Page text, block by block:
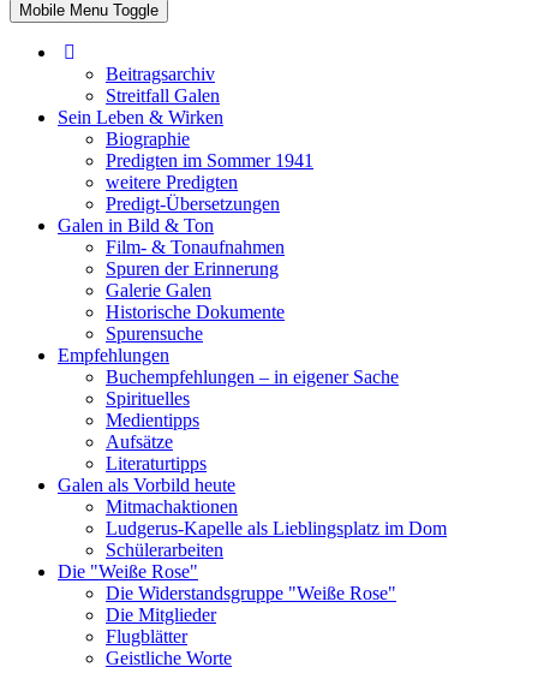
Mobile Menu Toggle
Beitragsarchiv
Streitfall Galen
Sein Leben & Wirken
Biographie
Predigten im Sommer 1941
weitere Predigten
Predigt-Übersetzungen
Galen in Bild & Ton
Film- & Tonaufnahmen
Spuren der Erinnerung
Galerie Galen
Historische Dokumente
Spurensuche
Empfehlungen
Buchempfehlungen – in eigener Sache
Spirituelles
Medientipps
Aufsätze
Literaturtipps
Galen als Vorbild heute
Mitmachaktionen
Ludgerus-Kapelle als Lieblingsplatz im Dom
Schülerarbeiten
Die "Weiße Rose"
Die Widerstandsgruppe "Weiße Rose"
Die Mitglieder
Flugblätter
Geistliche Worte